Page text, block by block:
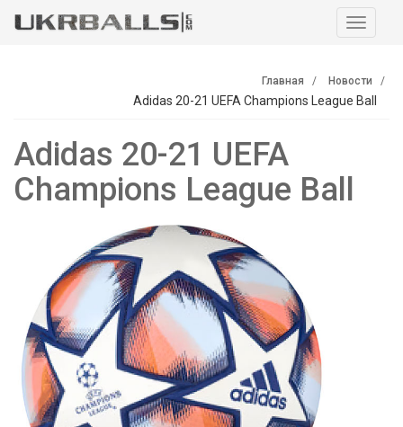
Главная Новости
Adidas 20-21 UEFA Champions League Ball
Adidas 20-21 UEFA
Champions League Ball